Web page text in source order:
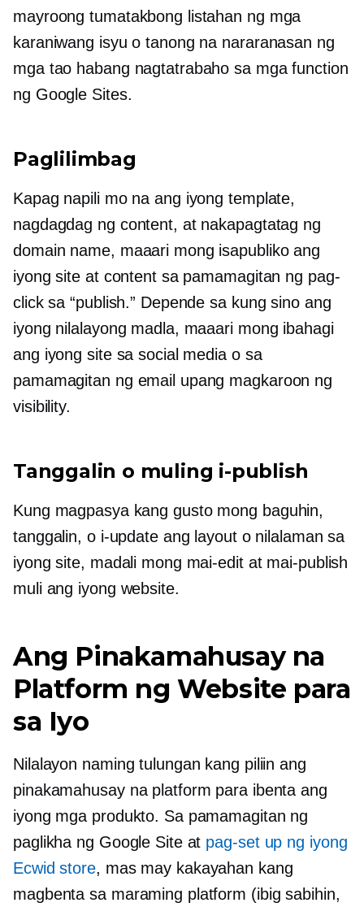
mayroong tumatakbong listahan ng mga
karaniwang isyu o tanong na nararanasan ng
mga tao habang nagtatrabaho sa mga function
ng Google Sites.
Paglilimbag
Kapag napili mo na ang iyong template,
nagdagdag ng content, at nakapagtatag ng
domain name, maaari mong isapubliko ang
iyong site at content sa pamamagitan ng pag-
click sa “publish.” Depende sa kung sino ang
iyong nilalayong madla, maaari mong ibahagi
ang iyong site sa social media o sa
pamamagitan ng email upang magkaroon ng
visibility.
Tanggalin o muling i-publish
Kung magpasya kang gusto mong baguhin,
tanggalin, o i-update ang layout o nilalaman sa
iyong site, madali mong mai-edit at mai-publish
muli ang iyong website.
Ang Pinakamahusay na
Platform ng Website para
sa Iyo
Nilalayon naming tulungan kang piliin ang
pinakamahusay na platform para ibenta ang
iyong mga produkto. Sa pamamagitan ng
paglikha ng Google Site at pag-set up ng iyong
Ecwid store, mas may kakayahan kang
magbenta sa maraming platform (ibig sabihin,